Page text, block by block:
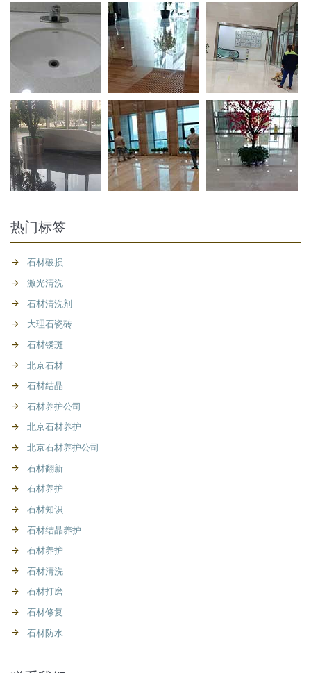
热门标签
石材破损
激光清洗
石材清洗剂
大理石瓷砖
石材锈斑
北京石材
石材结晶
石材养护公司
北京石材养护
北京石材养护公司
石材翻新
石材养护
石材知识
石材结晶养护
石材养护
石材清洗
石材打磨
石材修复
石材防水